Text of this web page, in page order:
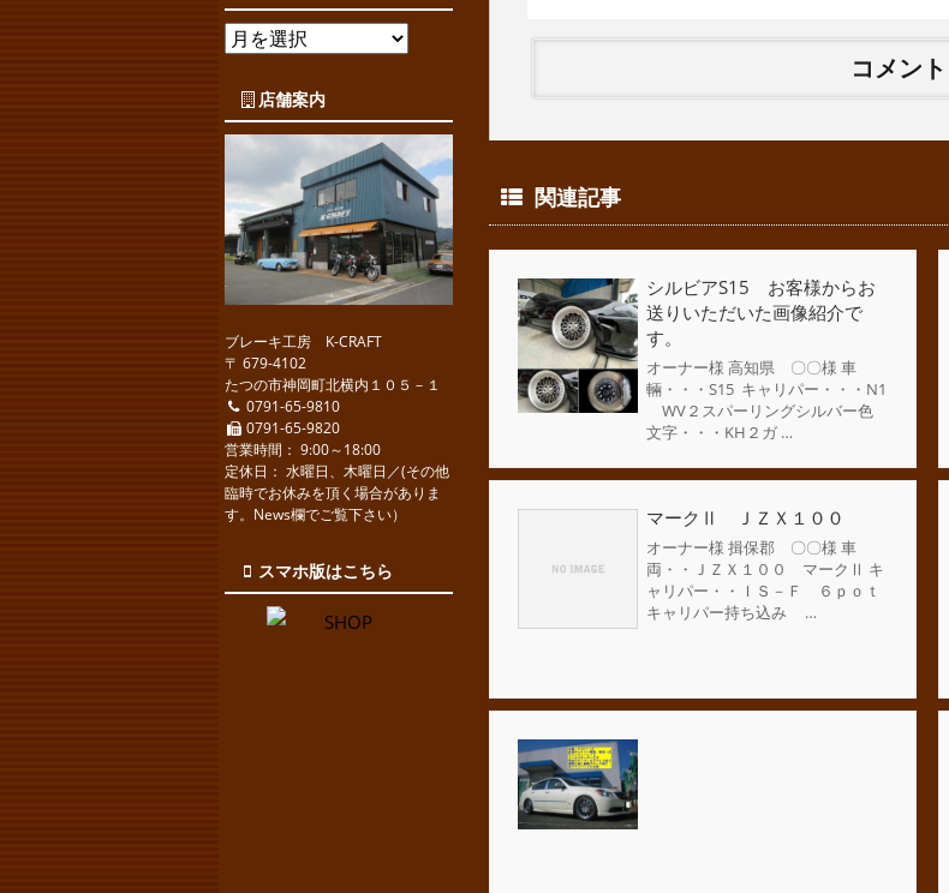
関連記事
シルビアS15 お客様からお
送りいただいた画像紹介で
す。
オーナー様 高知県 〇〇様 車
輛・・・S15 キャリパー・・・N1
WV２スパーリングシルバー色
文字・・・KH２ガ …
マークⅡ ＪＺＸ１００
オーナー様 揖保郡 〇〇様 車
両・・ＪＺＸ１００ マークⅡ キ
ャリパー・・ＩＳ－Ｆ ６ｐｏｔ
キャリパー持ち込み …
店舗案内
ブレーキ工房 K-CRAFT
〒 679-4102
たつの市神岡町北横内１０５－１
0791-65-9810
0791-65-9820
営業時間： 9:00～18:00
定休日： 水曜日、木曜日／(その他
臨時でお休みを頂く場合がありま
す。News欄でご覧下さい）
スマホ版はこちら